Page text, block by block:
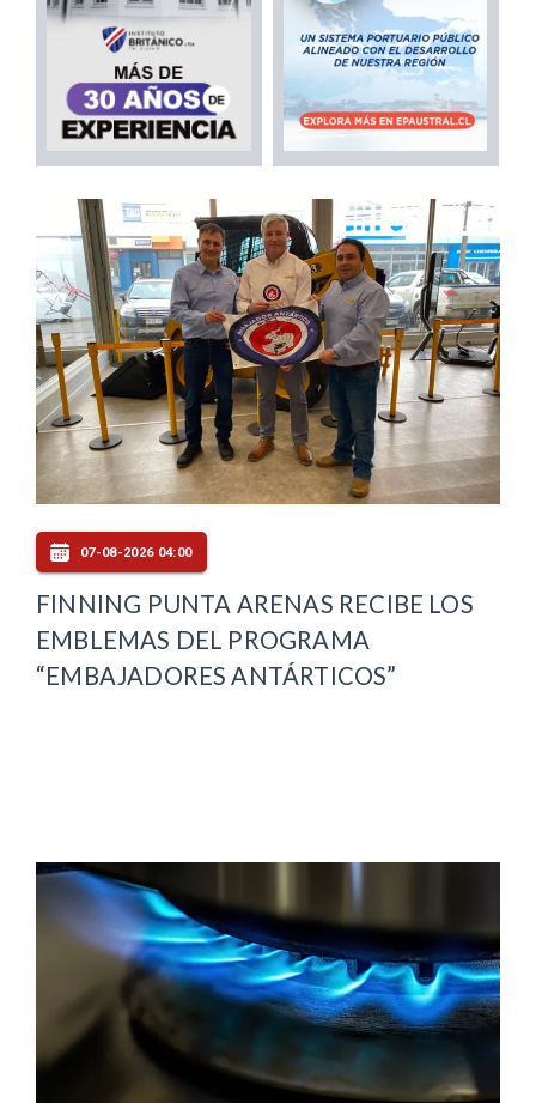
07-08-2026 04:00
FINNING PUNTA ARENAS RECIBE LOS
EMBLEMAS DEL PROGRAMA
“EMBAJADORES ANTÁRTICOS”